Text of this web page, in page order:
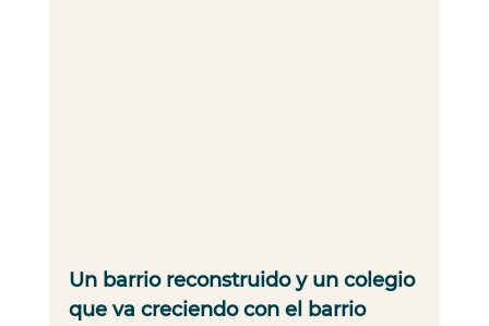
Un barrio reconstruido y un colegio
que va creciendo con el barrio